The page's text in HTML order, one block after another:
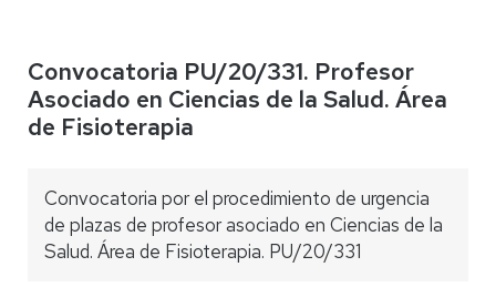
Convocatoria PU/20/331. Profesor
Asociado en Ciencias de la Salud. Área
de Fisioterapia
Convocatoria por el procedimiento de urgencia
de plazas de profesor asociado en Ciencias de la
Salud. Área de Fisioterapia. PU/20/331